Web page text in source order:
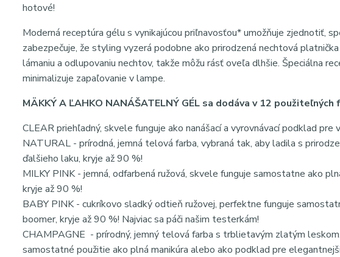
hotové!
Moderná receptúra ​​gélu s vynikajúcou priľnavosťou* umožňuje zjednotiť,
zabezpečuje, že styling vyzerá podobne ako prirodzená nechtová
lámaniu a odlupovaniu nechtov, takže môžu rásť oveľa dlhšie. Špeciálna
minimalizuje zapaľovanie v lampe.
MÄKKÝ A ĽAHKO NANÁŠATELNÝ GÉL sa dodáva v 12 použiteľných
CLEAR priehľadný, skvele funguje ako nanášací a vyrovnávací podklad pre
NATURAL - prírodná, jemná telová farba, vybraná tak, aby ladila s
ďalšieho laku, kryje až 90 %!
MILKY PINK - jemná, odfarbená ružová, skvele funguje samostatne ako
kryje až 90 %!
BABY PINK - cukríkovo sladký odtieň ružovej, perfektne funguje
boomer, kryje až 90 %! Najviac sa páči našim testerkám!
CHAMPAGNE - prírodný, jemný telová farba s trblietavým zlatým
samostatné použitie ako plná manikúra alebo ako podklad pre